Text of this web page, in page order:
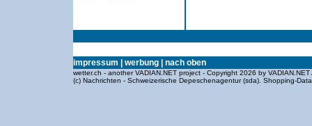
impressum werbung nach oben
wetter.ch - another VADIAN.NET project - Copyright 2026 by
(c) Nachrichten - Schweizerische Depeschenagentur (sda). Shopping-